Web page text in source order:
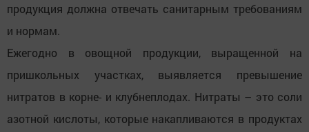
продукция должна отвечать санитарным требованиям
и нормам.
Ежегодно в овощной продукции, выращенной на
пришкольных участках, выявляется превышение
нитратов в корне- и клубнеплодах. Нитраты – это соли
азотной кислоты, которые накапливаются в продуктах